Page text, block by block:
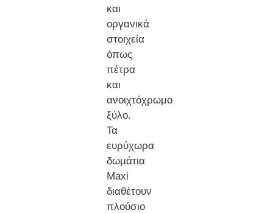
και
οργανικά
στοιχεία
όπως
πέτρα
και
ανοιχτόχρωμο
ξύλο.
Τα
ευρύχωρα
δωμάτια
Maxi
διαθέτουν
πλούσιο